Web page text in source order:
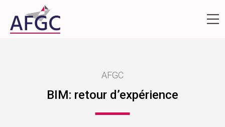
AFGC
BIM: retour d’expérience